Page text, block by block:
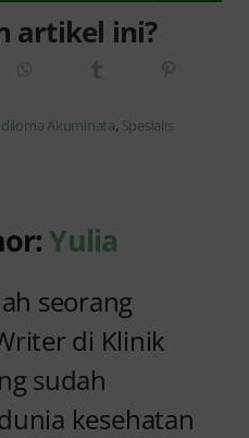
artikel ini?
Akuminata, Spesialis
Yulia
seorang
di Klinik
sudah
kesehatan